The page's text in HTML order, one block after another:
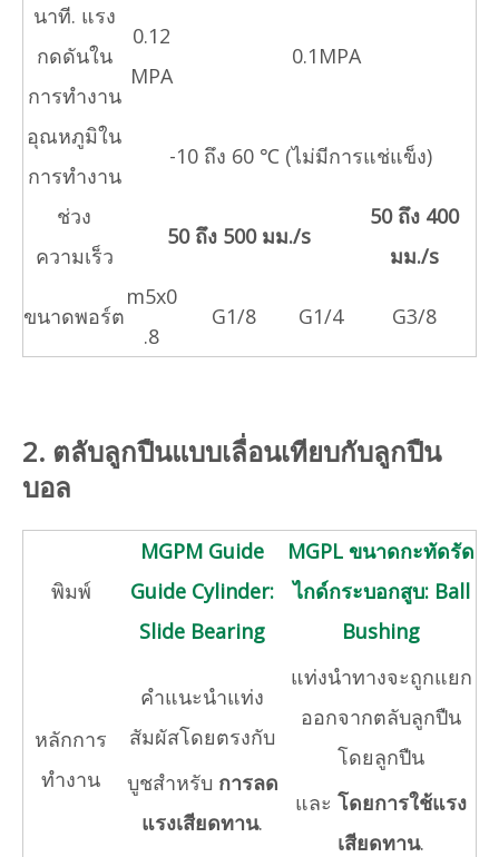
นาที. แรง
กดดันใน
การทำงาน
0.12
MPA
0.1MPA
อุณหภูมิใน
การทำงาน
-10 ถึง 60 ℃ (ไม่มีการแช่แข็ง)
ช่วง
ความเร็ว
50 ถึง 500 มม./s
50 ถึง 400
มม./s
ขนาดพอร์ต
m5x0
.8
G1/8 G1/4 G3/8
2. ตลับลูกปืนแบบเลื่อนเทียบกับลูกปืน
บอล
พิมพ์
MGPM Guide
Guide Cylinder:
Slide Bearing
MGPL ขนาดกะทัดรัด
ไกด์กระบอกสูบ: Ball
Bushing
หลักการ
ทำงาน
คำแนะนำแท่ง
สัมผัสโดยตรงกับ
บูชสำหรับ การลด
แรงเสียดทาน.
แท่งนำทางจะถูกแยก
ออกจากตลับลูกปืน
โดยลูกปืน
และ โดยการใช้แรง
เสียดทาน.